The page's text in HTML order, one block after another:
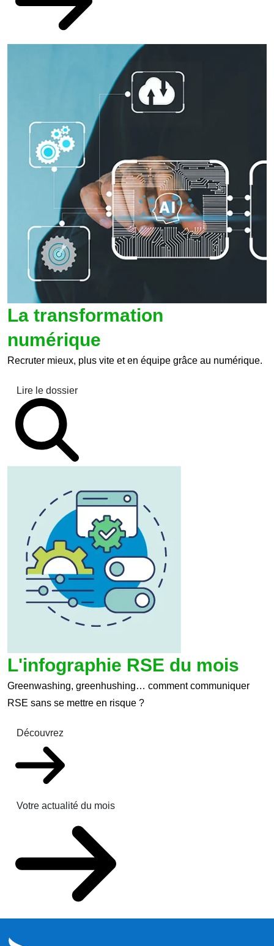
La transformation
numérique
Recruter mieux, plus vite et en équipe grâce au numérique.
Lire le dossier
L'infographie RSE du mois
Greenwashing, greenhushing… comment communiquer
RSE sans se mettre en risque ?
Découvrez
Votre actualité du mois